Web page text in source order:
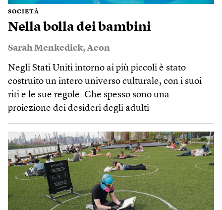
SOCIETÀ
Nella bolla dei bambini
Sarah Menkedick, Aeon
Negli Stati Uniti intorno ai più piccoli è stato
costruito un intero universo culturale, con i suoi
riti e le sue regole. Che spesso sono una
proiezione dei desideri degli adulti